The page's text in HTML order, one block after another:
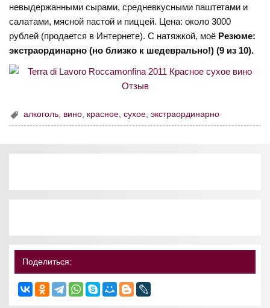
невыдержанными сырами, средневкусными паштетами и
салатами, мясной пастой и пиццей. Цена: около 3000
рублей (продается в Интернете). С натяжкой, моё Резюме:
экстраординарно (но близко к шедеврально!) (9 из 10).
алкоголь, вино, красное,сухое,экстраординарно
Поделиться: